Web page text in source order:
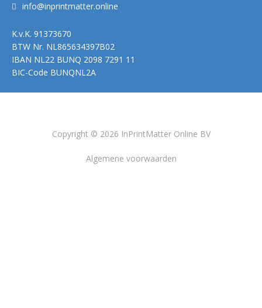
info@inprintmatter.online
K.v.K. 91373670
BTW Nr. NL865634397B02
IBAN NL22 BUNQ 2098 7291 11
BIC-Code BUNQNL2A
Copyright © 2026 InPrintMatter Online BV
Algemene voorwaarden